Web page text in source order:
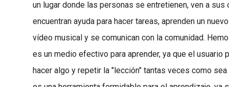
un lugar donde las personas se entretienen, ven a
encuentran ayuda para hacer tareas, aprenden un
vídeo musical y se comunican con la comunidad.
es un medio efectivo para aprender, ya que el usuario
hacer algo y repetir la "lección" tantas veces como sea